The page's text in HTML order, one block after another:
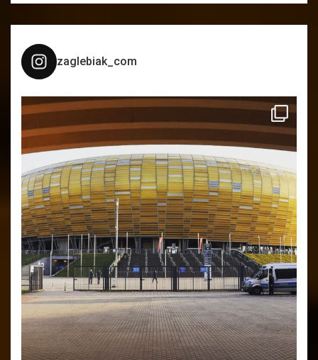
zaglebiak_com